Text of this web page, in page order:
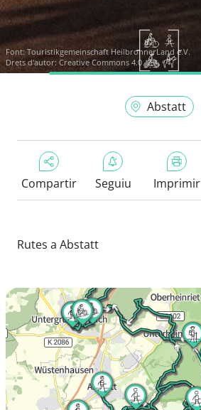
Font: Touristikgemeinschaft HeilbronnerLand e.V.
Drets d'autor: Creative Commons 4.0
Abstatt
Compartir Seguiu Imprimir
Rutes a Abstatt